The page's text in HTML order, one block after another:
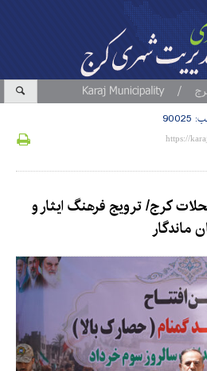
کرج/ ترویج فرهنگ ایثار و